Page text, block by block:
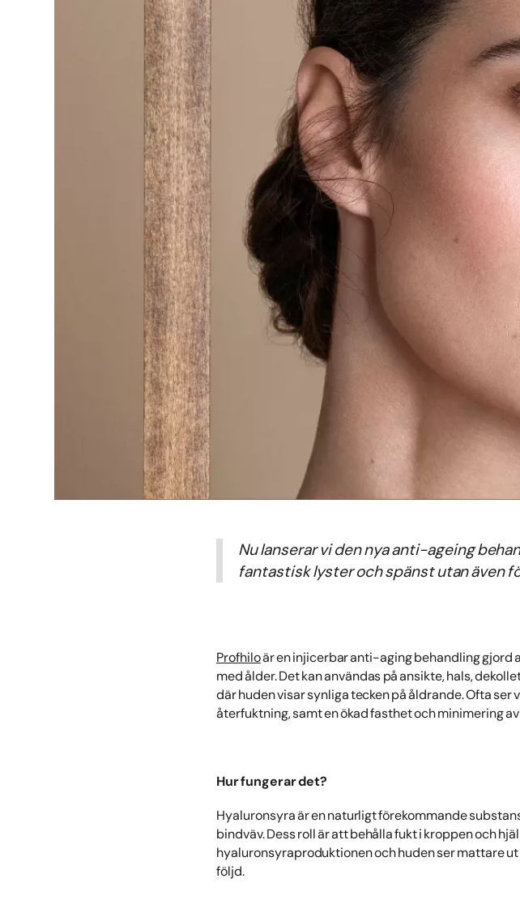
Nu lanserar vi den nya anti-ageing
fantastisk lyster och spänst utan även
Profhiloär en injicerbar anti-aging behandling gjord
med ålder. Det kan användas på ansikte, hals,
där huden visar synliga tecken på åldrande. Ofta
återfuktning, samt en ökad fasthet och minimering
Hur fungerar det?
Hyaluronsyra är en naturligt förekommande
bindväv. Dess roll är att behålla fukt i kroppen och
hyaluronsyraproduktionen och huden ser mattare
följd.